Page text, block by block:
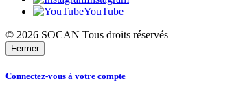
YouTube
© 2026 SOCAN Tous droits réservés
Fermer
Connectez-vous à votre compte